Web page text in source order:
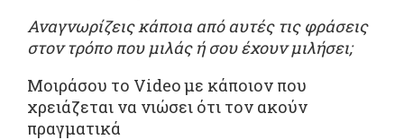
Αναγνωρίζεις κάποια από αυτές τις φράσεις
στον τρόπο που μιλάς ή σου έχουν μιλήσει;
Μοιράσου το Video με κάποιον που
χρειάζεται να νιώσει ότι τον ακούν
πραγματικά